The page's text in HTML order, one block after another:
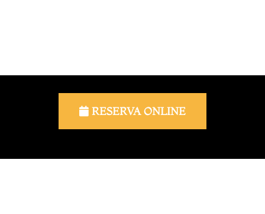
RESERVA ONLINE